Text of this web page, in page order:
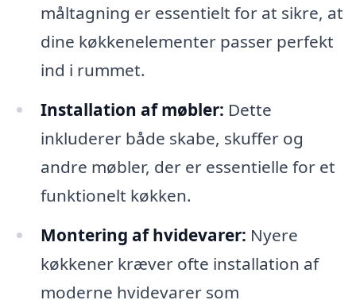
måltagning er essentielt for at sikre, at
dine køkkenelementer passer perfekt
ind i rummet.
Installation af møbler: Dette
inkluderer både skabe, skuffer og
andre møbler, der er essentielle for et
funktionelt køkken.
Montering af hvidevarer: Nyere
køkkener kræver ofte installation af
moderne hvidevarer som